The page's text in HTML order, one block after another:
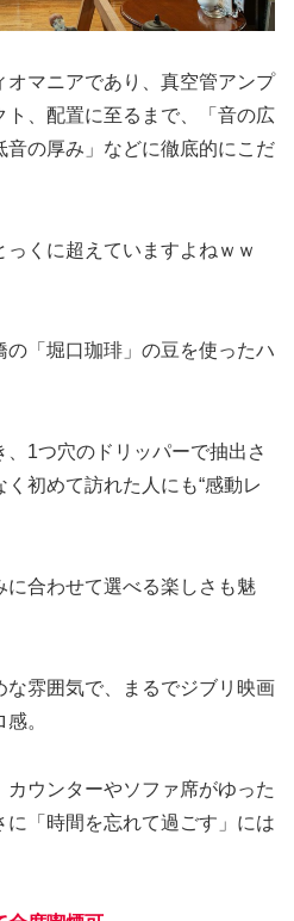
オマニアであり、真空管アンプ
、配置に至るまで、「音の広
音の厚み」などに徹底的にこだ
っくに超えていますよねｗｗ
の「堀口珈琲」の豆を使ったハ
1つ穴のドリッパーで抽出さ
初めて訪れた人にも“感動レ
に合わせて選べる楽しさも魅
雰囲気で、まるでジブリ映画
。
カウンターやソファ席がゆった
に「時間を忘れて過ごす」には